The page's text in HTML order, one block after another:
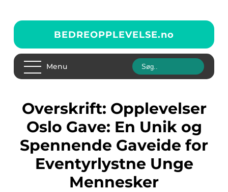
BEDREOPPLEVELSE.no
Menu
Overskrift: Opplevelser
Oslo Gave: En Unik og
Spennende Gaveide for
Eventyrlystne Unge
Mennesker